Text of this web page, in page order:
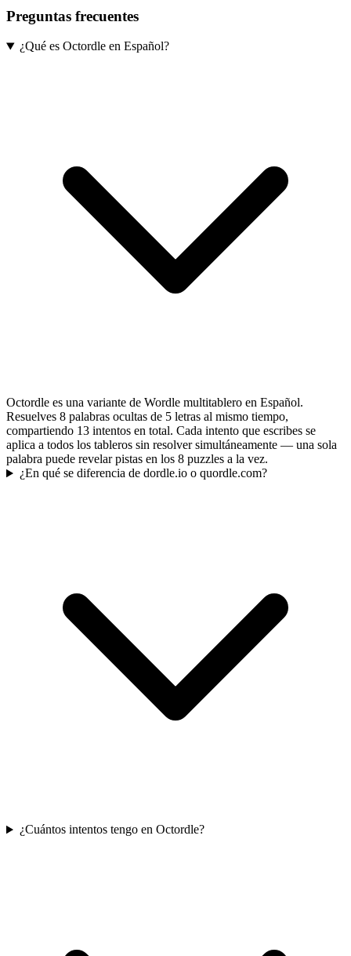
Preguntas frecuentes
¿Qué es Octordle en Español?
Octordle es una variante de Wordle multitablero en Español.
Resuelves 8 palabras ocultas de 5 letras al mismo tiempo,
compartiendo 13 intentos en total. Cada intento que escribes se
aplica a todos los tableros sin resolver simultáneamente — una sola
palabra puede revelar pistas en los 8 puzzles a la vez.
¿En qué se diferencia de dordle.io o quordle.com?
¿Cuántos intentos tengo en Octordle?